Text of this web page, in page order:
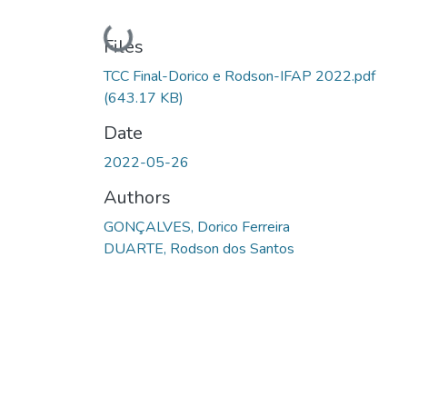
Loading...
Files
TCC Final-Dorico e Rodson-IFAP 2022.pdf
(643.17 KB)
Date
2022-05-26
Authors
GONÇALVES, Dorico Ferreira
DUARTE, Rodson dos Santos